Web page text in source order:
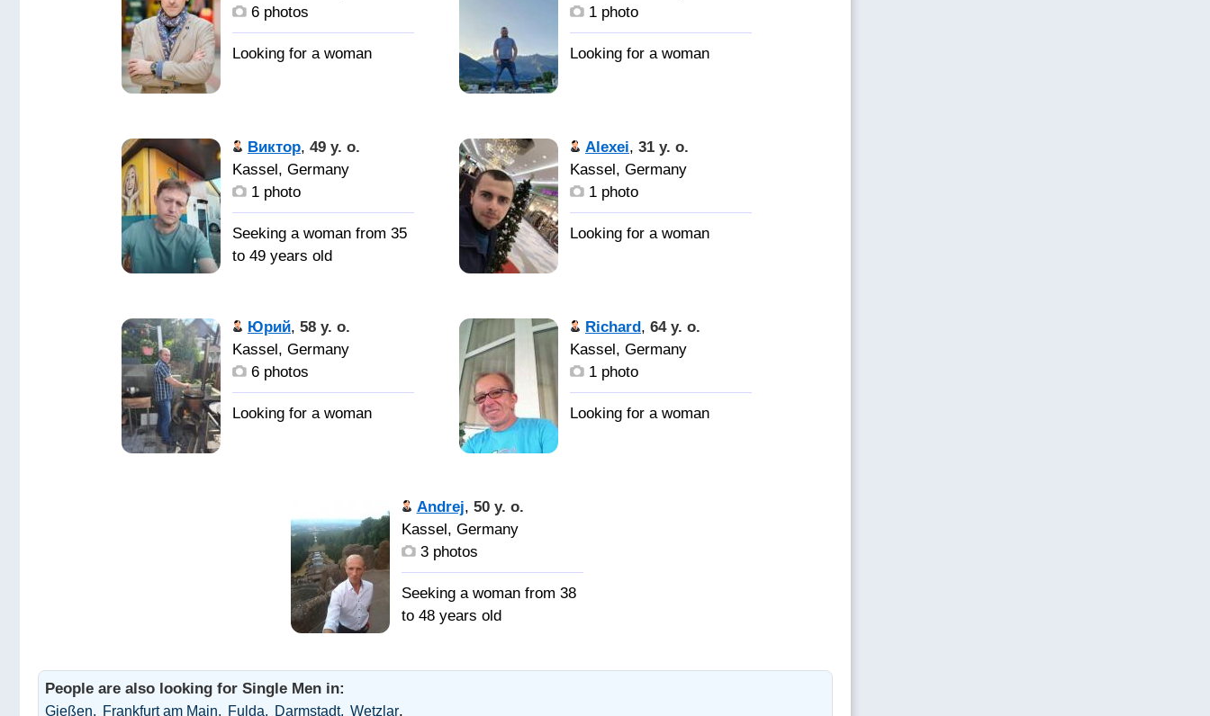
в душу, а потом
6 photos
1 photo
Виктор, 49 y. o.
Kassel, Germany
1 photo
Seeking a woman from 35
to 49 years old
Alexei, 31 y. o.
Kassel, Germany
1 photo
Юрий, 58 y. o.
Kassel, Germany
6 photos
Richard, 64 y. o.
Kassel, Germany
1 photo
Andrej, 50 y. o.
Kassel, Germany
3 photos
Seeking a woman from 38
to 48 years old
People are also looking for Single Men in:
Gießen Frankfurt am Main Fulda Darmstadt Wetzlar.